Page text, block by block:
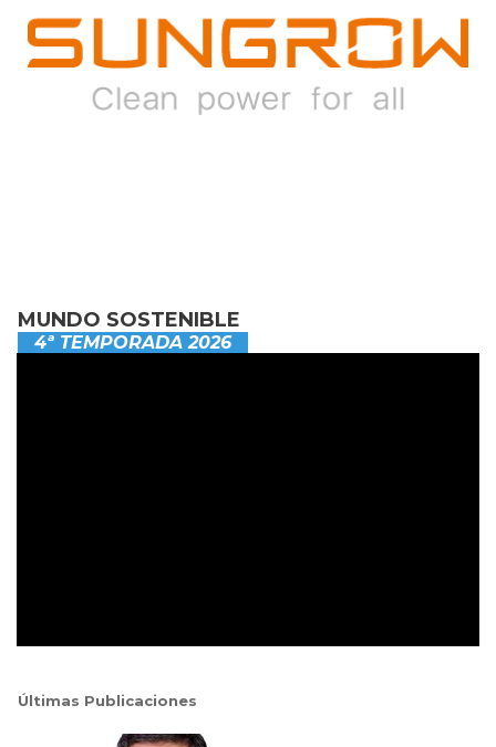
MUNDO SOSTENIBLE
4ª TEMPORADA 2026
Últimas Publicaciones